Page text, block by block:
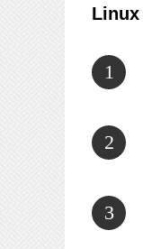
Linux